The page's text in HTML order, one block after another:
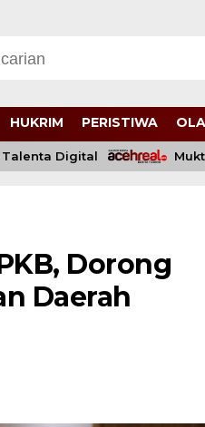
HUKRIM PERISTIWA
Digital
Dorong
Daerah